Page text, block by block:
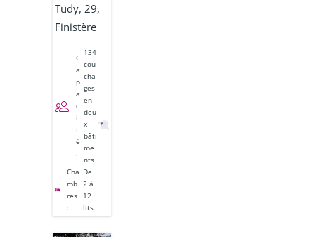
Tudy, 29,
Finistère
C
a
p
a
c
i
t
é
:
134
cou
cha
ges
en
deu
x
bâti
me
nts
Cha
mb
res
:
De
2 à
12
lits